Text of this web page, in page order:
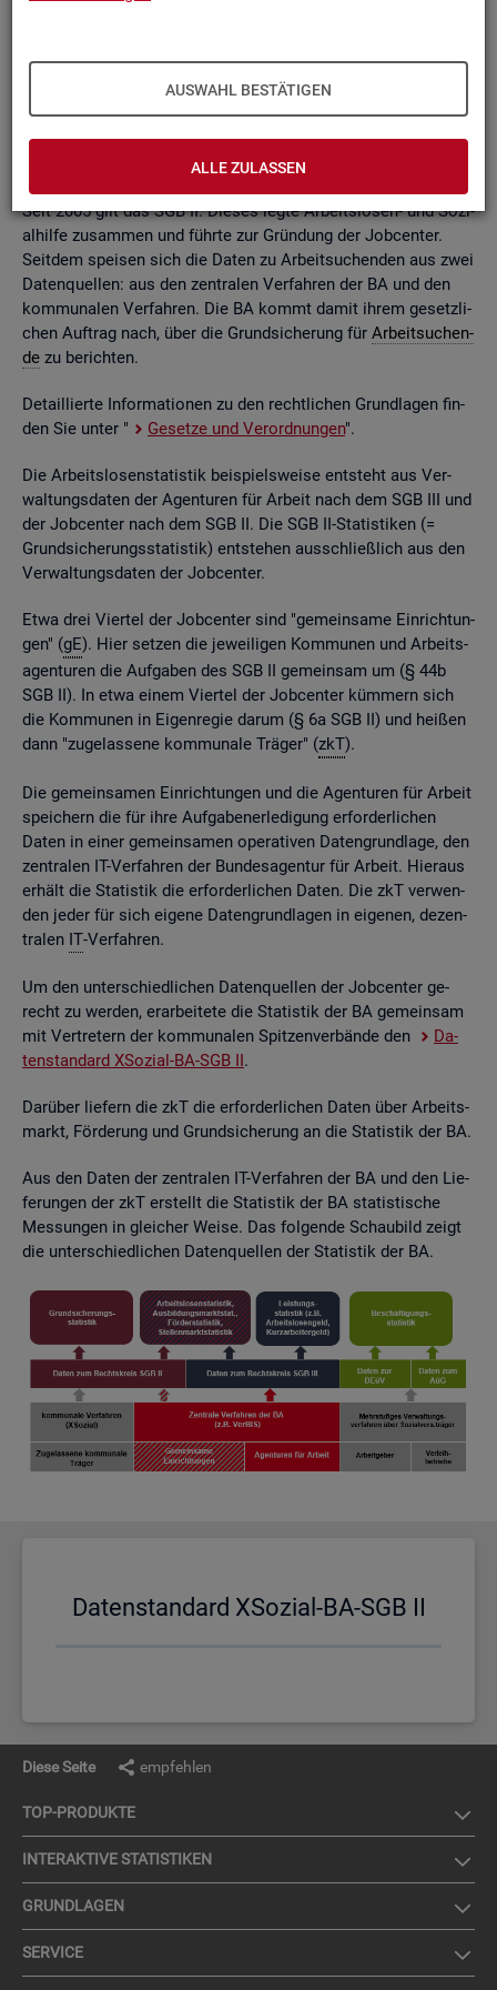
AUSWAHL BESTÄTIGEN
ALLE ZULASSEN
Grund­la­ge kön­nen Be­stän­de, Zu- und Ab­gän­ge,Dau­ern, Leis­
tungs­hö­hen und viele an­de­re sta­tis­ti­sche Mess­grö­ßen er­mit­
telt wer­den. Die Werte lie­gen re­gio­nal tief ge­glie­dert und
nach viel­fäl­ti­gen so­zio­de­mo­gra­fi­schen und er­werbs­bio­gra­fi­
Seit 2005 gilt das SGB II. Die­ses legte Ar­beits­lo­sen- und So­zi­
al­hil­fe zu­sam­men und führ­te zur Grün­dung der Job­cen­ter.
Seit­dem spei­sen sich die Daten zu Ar­beit­su­chen­den aus zwei
Da­ten­quel­len: aus den zen­tra­len Ver­fah­ren der BA und den
kom­mu­na­len Ver­fah­ren. Die BA kommt damit ihrem ge­setz­li­
chen Auf­trag nach, über die Grund­si­che­rung für Ar­beit­su­chen­
de zu be­rich­ten.
De­tail­lier­te In­for­ma­tio­nen zu den recht­li­chen Grund­la­gen fin­
den Sie unter "
Ge­set­ze und Ver­ord­nun­gen".
Die Ar­beits­lo­sen­sta­tis­tik bei­spiels­wei­se ent­steht aus Ver­
wal­tungs­da­ten der Agen­tu­ren für Ar­beit nach dem SGB III und
der Job­cen­ter nach dem SGB II. Die SGB II-Sta­tis­ti­ken (=
Grund­si­che­rungs­sta­tis­tik) ent­ste­hen aus­schlie­ß­lich aus den
Ver­wal­tungs­da­ten der Job­cen­ter.
Etwa drei Vier­tel der Job­cen­ter sind "ge­mein­sa­me Ein­rich­tun­
gen" (gE). Hier set­zen die je­wei­li­gen Kom­mu­nen und Ar­beits­
agen­tu­ren die Auf­ga­ben des SGB II ge­mein­sam um (§ 44b
SGB II). In etwa einem Vier­tel der Job­cen­ter küm­mern sich
die Kom­mu­nen in Ei­gen­re­gie darum (§ 6a SGB II) und hei­ßen
dann "zu­ge­las­se­ne kom­mu­na­le Trä­ger" (zkT).
Die ge­mein­sa­men Ein­rich­tun­gen und die Agen­tu­ren für Ar­beit
spei­chern die für ihre Auf­ga­ben­er­le­di­gung er­for­der­li­chen
Daten in einer ge­mein­sa­men ope­ra­ti­ven Da­ten­grund­la­ge, den
zen­tra­len IT-Ver­fah­ren der Bun­des­agen­tur für Ar­beit. Hier­aus
er­hält die Sta­tis­tik die er­for­der­li­chen Daten. Die zkT ver­wen­
den jeder für sich ei­ge­ne Da­ten­grund­la­gen in ei­ge­nen, de­zen­
tra­len IT-Ver­fah­ren.
Um den un­ter­schied­li­chen Da­ten­quel­len der Job­cen­ter ge­
recht zu wer­den, er­ar­bei­te­te die Sta­tis­tik der BA ge­mein­sam
mit Ver­tre­tern der kom­mu­na­len Spit­zen­ver­bän­de den
Da­
ten­stan­dard XSo­zi­al-BA-SGB II.
Dar­über lie­fern die zkT die er­for­der­li­chen Daten über Ar­beits­
markt, För­de­rung und Grund­si­che­rung an die Sta­tis­tik der BA.
Aus den Daten der zen­tra­len IT-Ver­fah­ren der BA und den Lie­
fe­run­gen der zkT er­stellt die Sta­tis­tik der BA sta­tis­ti­sche
Mes­sun­gen in glei­cher Weise. Das fol­gen­de Schau­bild zeigt
die un­ter­schied­li­chen Da­ten­quel­len der Sta­tis­tik der BA.
Da­ten­stan­dard XSo­zi­al-BA-SGB II
Diese Seite empfehlen
TOP-PRO­DUK­TE
IN­TER­AK­TI­VE STA­TIS­TI­KEN
GRUND­LA­GEN
SER­VICE